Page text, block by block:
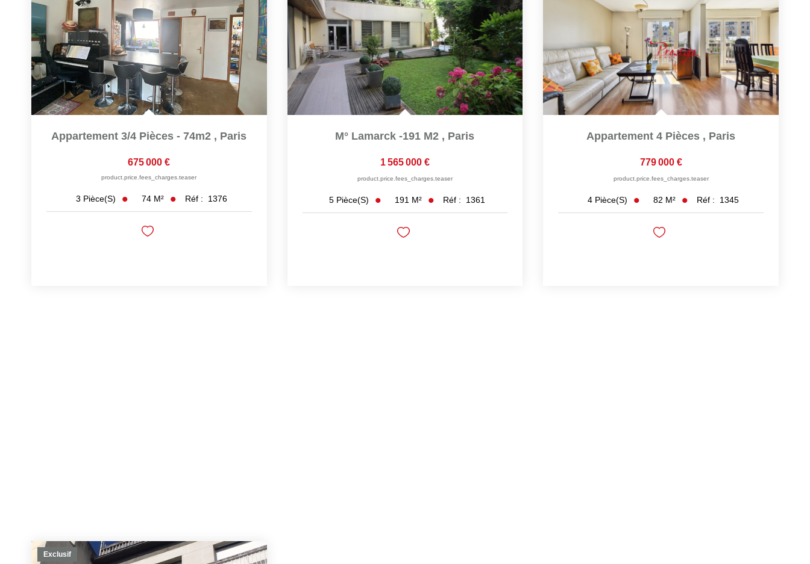
Appartement 3/4 Pièces - 74m2 , Paris
675 000 €
product.price.fees_charges.teaser
3 Pièce(s) 74 M² Réf : 1376
M° Lamarck -191 M2 , Paris
1 565 000 €
product.price.fees_charges.teaser
5 Pièce(s) 191 M² Réf : 1361
Appartement 4 Pièces , Paris
779 000 €
product.price.fees_charges.teaser
4 Pièce(s) 82 M² Réf : 1345
Exclusif